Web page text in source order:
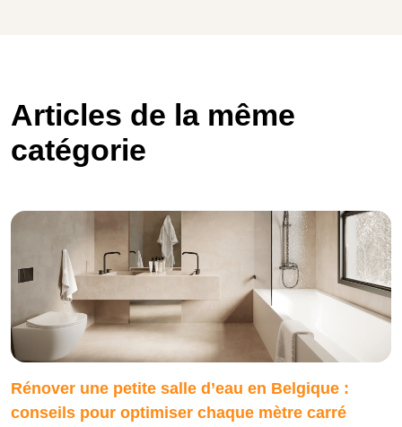
Articles de la même
catégorie
Rénover une petite salle d’eau en Belgique :
conseils pour optimiser chaque mètre carré